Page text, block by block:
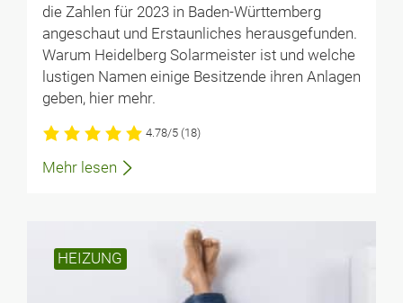
die Zahlen für 2023 in Baden-Württemberg
angeschaut und Erstaunliches herausgefunden.
Warum Heidelberg Solarmeister ist und welche
lustigen Namen einige Besitzende ihren Anlagen
geben, hier mehr.
4.78/5 (18)
Mehr lesen
HEIZUNG